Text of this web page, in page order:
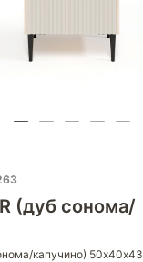
(дуб сонома/
капучино) 50х40х43